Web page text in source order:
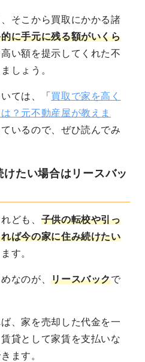
そこから買取にかかる諸
に手元に残る額がいくら
い額を提示してくれた不
しょう。
ては、「 買取で家を高く
？元不動産屋が教えま
いるので、ぜひ読んでみ
たい場合はリースバッ
ども、 子供の転校や引っ
ば今の家に住み続けたい
す。
なのが、リースバックで
、家を売却した代金を一
貸として家賃を支払いな
ます。